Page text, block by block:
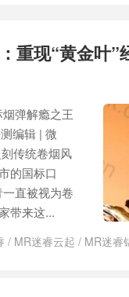
重现“黄金叶”
弹解瘾之王
编辑 | 微
传统卷烟风
的国标口
直被视为卷
带来这...
/ MR迷睿云起 / MR迷睿